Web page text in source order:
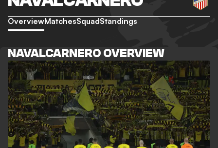
OverviewMatchesSquadStandings
NAVALCARNERO OVERVIEW